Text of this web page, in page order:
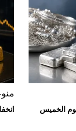
الخميس